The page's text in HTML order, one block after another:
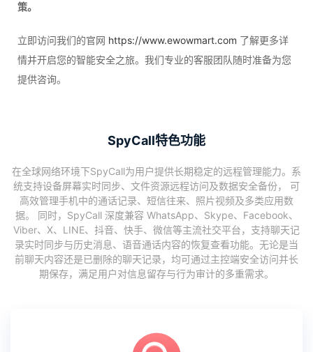
策。
立即访问我们的官网 https://www.ewowmart.com 了解更多详
情并开启您的智能安全之旅。我们专业的客服团队随时准备为您
提供咨询。
SpyCall特色功能
在全球网络环境下SpyCall为用户提供长期稳定的远程管理能力。系
统支持设备屏幕实时同步、文件资源远程访问及数据安全备份， 可
高效管理手机中的通话记录、短信往来、照片视频及多类应用数
据。 同时，SpyCall 深度兼容 WhatsApp、Skype、Facebook、
Viber、X、LINE、抖音、快手、微信等主流社交平台，支持聊天记
录实时同步与历史消息、语音通话内容的恢复查看功能。无论是当
前聊天内容还是已删除的聊天记录，均可通过主控端安全访问并长
期保存，满足用户对信息留存与行为审计的多重需求。